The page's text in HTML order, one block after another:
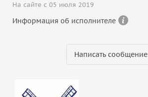
На сайте с 05 июля 2019
Информация об исполнителе
Написать сообщение